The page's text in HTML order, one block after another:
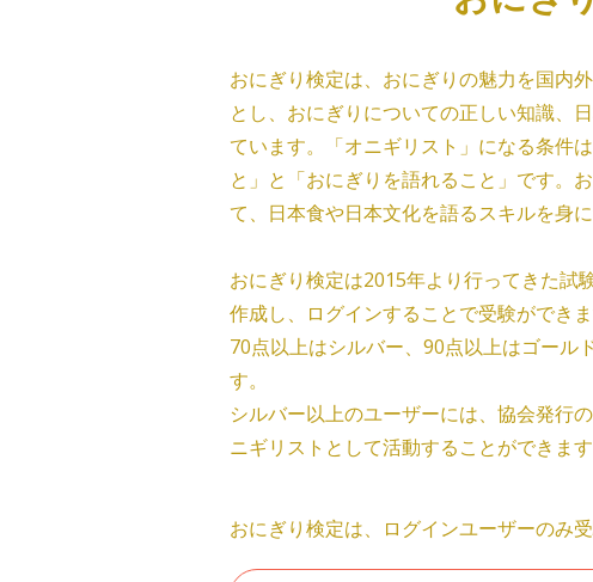
おにぎり検定は、おにぎりの魅力を国内
とし、おにぎりについての正しい知識、
ています。「オニギリスト」になる条件
と」と「おにぎりを語れること」です。
て、日本食や日本文化を語るスキルを身
おにぎり検定は2015年より行ってきた試
作成し、ログインすることで受験ができ
70点以上はシルバー、90点以上はゴール
す。
シルバー以上のユーザーには、協会発行
ニギリストとして活動することができます
おにぎり検定は、ログインユーザーのみ受